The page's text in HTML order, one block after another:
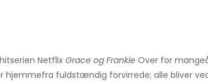
Netflix Grace og Frankie Over for
hjemmefra fuldstændig forvirrede; alle bliver